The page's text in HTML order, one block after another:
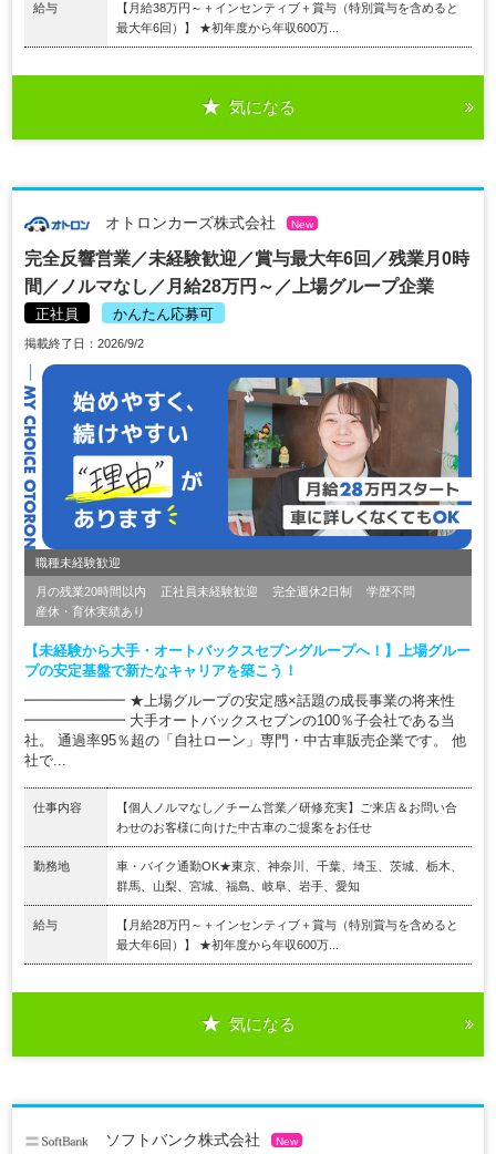
給与
【月給38万円～＋インセンティブ＋賞与（特別賞与を含めると
最大年6回）】 ★初年度から年収600万...
気になる
オトロンカーズ株式会社 New
完全反響営業／未経験歓迎／賞与最大年6回／残業月0時
間／ノルマなし／月給28万円～／上場グループ企業
正社員 かんたん応募可
掲載終了日：2026/9/2
職種未経験歓迎
月の残業20時間以内 正社員未経験歓迎 完全週休2日制
学歴不問
産休・育休実績あり
【未経験から大手・オートバックスセブングループへ！】上場グルー
プの安定基盤で新たなキャリアを築こう！
━━━━━━━ ★上場グループの安定感×話題の成長事業の将来性
━━━━━━━ 大手オートバックスセブンの100％子会社である当
社。 通過率95％超の「自社ローン」専門・中古車販売企業です。 他
社で...
仕事内容
【個人ノルマなし／チーム営業／研修充実】ご来店＆お問い合
わせのお客様に向けた中古車のご提案をお任せ
勤務地
車・バイク通勤OK★東京、神奈川、千葉、埼玉、茨城、栃木、
群馬、山梨、宮城、福島、岐阜、岩手、愛知
給与
【月給28万円～＋インセンティブ＋賞与（特別賞与を含めると
最大年6回）】 ★初年度から年収600万...
気になる
ソフトバンク株式会社 New